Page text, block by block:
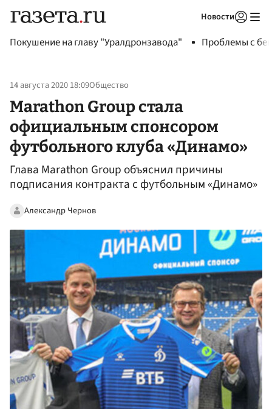
Новости
Покушение на главу "Уралдронзавода" Проблемы с
14 августа 2020 18:09Общество
Marathon Group стала
официальным спонсором
футбольного клуба «Динамо»
Глава Marathon Group объяснил причины
подписания контракта с футбольным «Динамо»
Александр Чернов